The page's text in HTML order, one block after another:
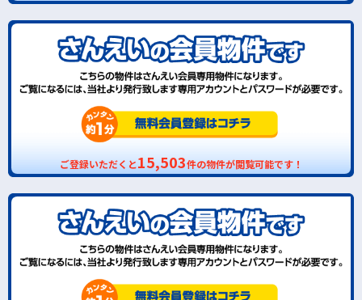
ご登録いただくと15,503件の物件が閲覧可能です！